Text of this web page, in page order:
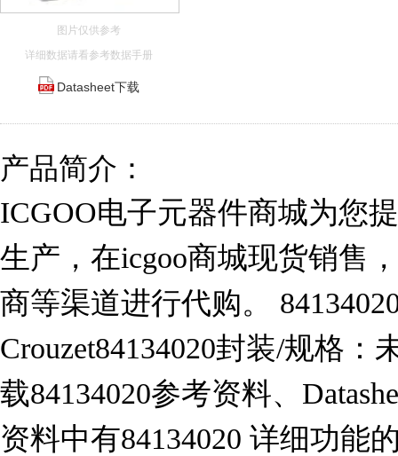
图片仅供参考
详细数据请看参考数据手册
Datasheet下载
产品简介：
ICGOO电子元器件商城为您
生产，在icgoo商城现货销售
商等渠道进行代购。
Crouzet84134020封装/规格
载84134020参考资料、
资料中有84134020 详细功能